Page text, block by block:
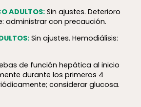
ADULTOS:Sin ajustes. Deterioro
administrar con precaución.
Sin ajustes. Hemodiálisis:
de función hepática al inicio
durante los primeros 4
considerar glucosa.